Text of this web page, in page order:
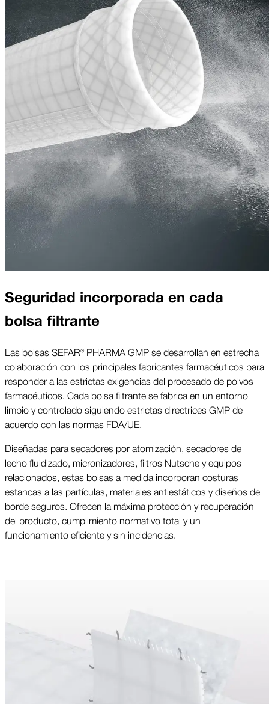
Seguridad incorporada en cada
bolsa filtrante
Las bolsas SEFAR® PHARMA GMP se desarrollan en estrecha
colaboración con los principales fabricantes farmacéuticos para
responder a las estrictas exigencias del procesado de polvos
farmacéuticos. Cada bolsa filtrante se fabrica en un entorno
limpio y controlado siguiendo estrictas directrices GMP de
acuerdo con las normas FDA/UE.
Diseñadas para secadores por atomización, secadores de
lecho fluidizado, micronizadores, filtros Nutsche y equipos
relacionados, estas bolsas a medida incorporan costuras
estancas a las partículas, materiales antiestáticos y diseños de
borde seguros. Ofrecen la máxima protección y recuperación
del producto, cumplimiento normativo total y un
funcionamiento eficiente y sin incidencias.